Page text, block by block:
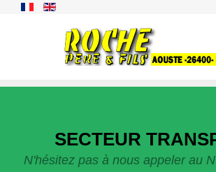
SECTEUR
N'hésitez pas à nous appeler au